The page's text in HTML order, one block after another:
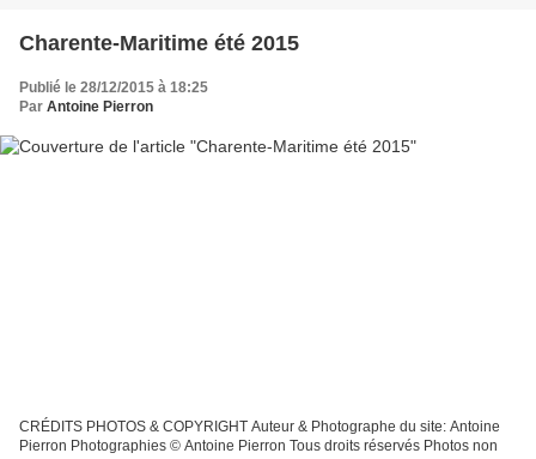
Charente-Maritime été 2015
Publié le 28/12/2015 à 18:25
Par Antoine Pierron
CRÉDITS PHOTOS & COPYRIGHT Auteur & Photographe du site: Antoine
Pierron Photographies © Antoine Pierron Tous droits réservés Photos non